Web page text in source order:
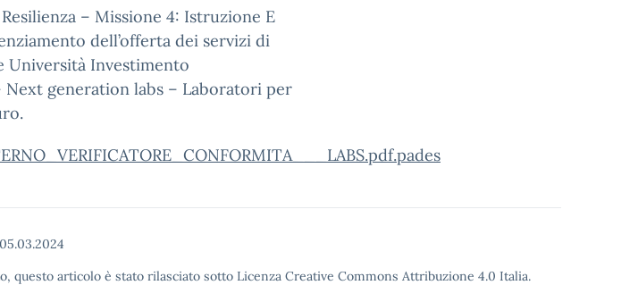
– Missione 4: Istruzione E
dell’offerta dei servizi di
Università Investimento
Next generation labs – Laboratori per
05.03.2024
questo articolo è stato rilasciato sotto Licenza Creative Commons Attribuzione 4.0 Italia.